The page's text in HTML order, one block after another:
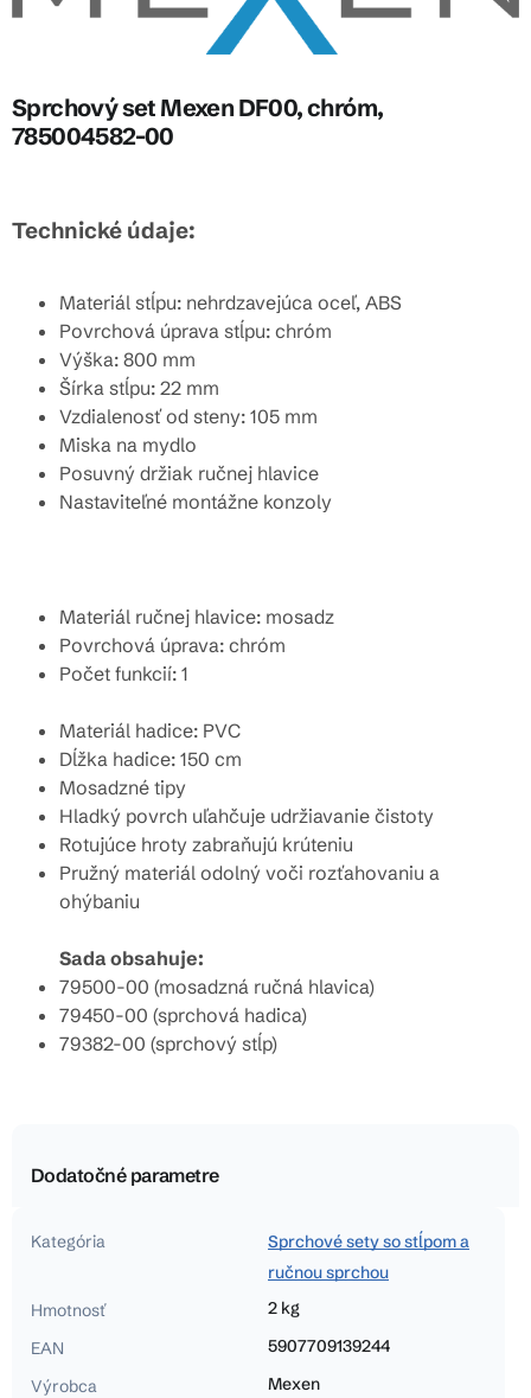
Sprchový set Mexen DF00, chróm,
785004582-00
Technické údaje:
Materiál stĺpu: nehrdzavejúca oceľ, ABS
Povrchová úprava stĺpu: chróm
Výška: 800 mm
Šírka stĺpu: 22 mm
Vzdialenosť od steny: 105 mm
Miska na mydlo
Posuvný držiak ručnej hlavice
Nastaviteľné montážne konzoly
Materiál ručnej hlavice: mosadz
Povrchová úprava: chróm
Počet funkcií: 1
Materiál hadice: PVC
Dĺžka hadice: 150 cm
Mosadzné tipy
Hladký povrch uľahčuje udržiavanie čistoty
Rotujúce hroty zabraňujú krúteniu
Pružný materiál odolný voči rozťahovaniu a
ohýbaniu
Sada obsahuje:
79500-00 (mosadzná ručná hlavica)
79450-00 (sprchová hadica)
79382-00 (sprchový stĺp)
Dodatočné parametre
Kategória
Sprchové sety so stĺpom a
ručnou sprchou
Hmotnosť
2 kg
EAN
5907709139244
Výrobca
Mexen